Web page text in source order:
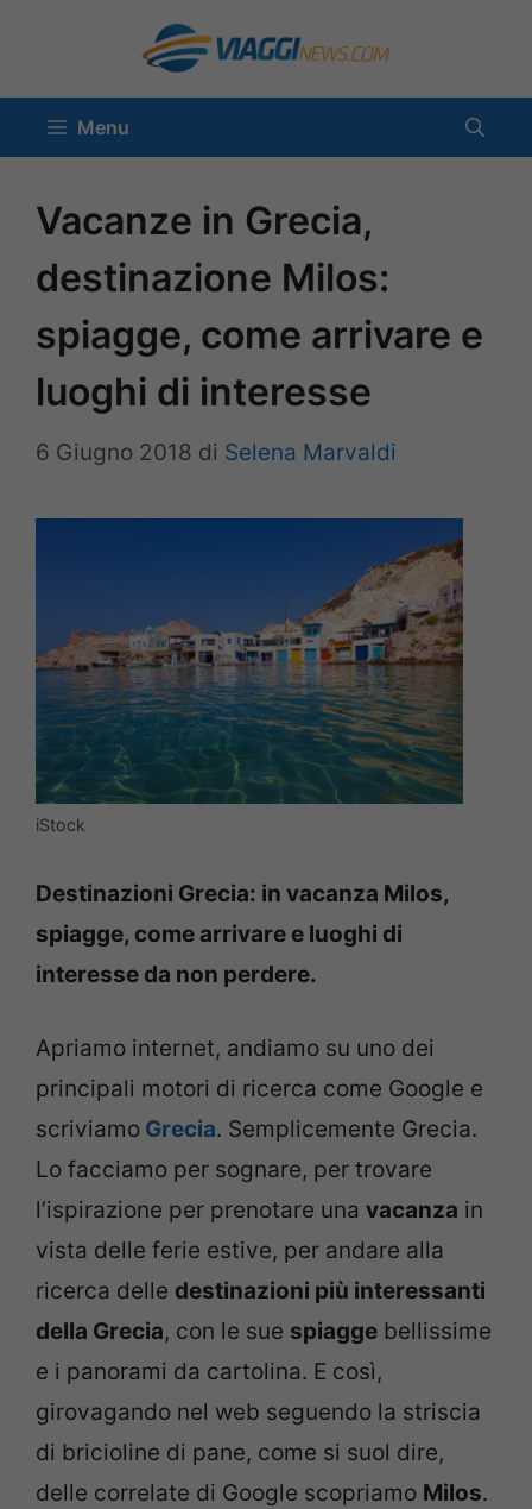
contenuto
Menu
Vacanze in Grecia,
destinazione Milos:
spiagge, come arrivare e
luoghi di interesse
6 Giugno 2018 di Selena Marvaldi
iStock
Destinazioni Grecia: in vacanza Milos,
spiagge, come arrivare e luoghi di
interesse da non perdere.
Apriamo internet, andiamo su uno dei
principali motori di ricerca come Google e
scriviamo Grecia. Semplicemente Grecia.
Lo facciamo per sognare, per trovare
l’ispirazione per prenotare una vacanza in
vista delle ferie estive, per andare alla
ricerca delle destinazioni più interessanti
della Grecia, con le sue spiagge bellissime
e i panorami da cartolina. E così,
girovagando nel web seguendo la striscia
di bricioline di pane, come si suol dire,
delle correlate di Google scopriamo Milos.